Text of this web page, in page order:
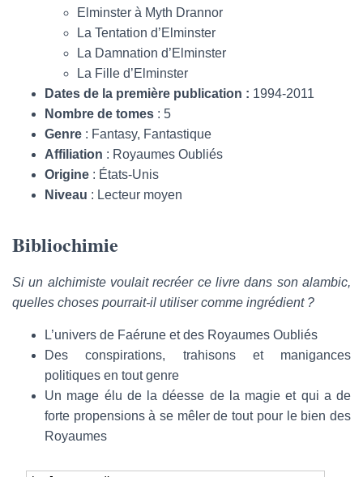
Elminster à Myth Drannor
La Tentation d’Elminster
La Damnation d’Elminster
La Fille d’Elminster
Dates de la première publication : 1994-2011
Nombre de tomes : 5
Genre : Fantasy, Fantastique
Affiliation : Royaumes Oubliés
Origine : États-Unis
Niveau : Lecteur moyen
Bibliochimie
Si un alchimiste voulait recréer ce livre dans son alambic,
quelles choses pourrait-il utiliser comme ingrédient ?
L’univers de Faérune et des Royaumes Oubliés
Des conspirations, trahisons et manigances
politiques en tout genre
Un mage élu de la déesse de la magie et qui a de
forte propensions à se mêler de tout pour le bien des
Royaumes